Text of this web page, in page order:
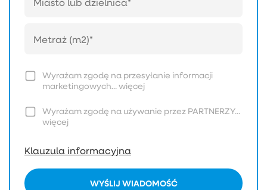
Wyrażam zgodę na przesyłanie informacji
marketingowych...więcej
Wyrażam zgodę na używanie przez PARTNERZY...
więcej
Klauzula informacyjna
WYŚLIJ WIADOMOŚĆ